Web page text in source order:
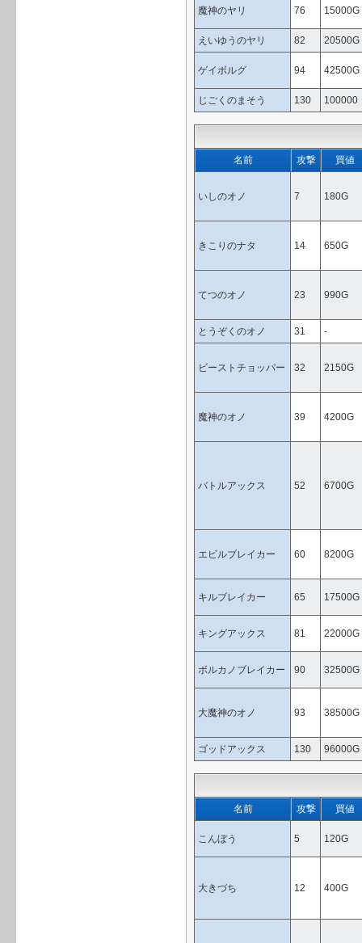
魔神のヤリ 76 15000G
えいゆうのヤリ 82 20500G
ゲイボルグ 94 42500G
じごくのまそう 130 100000
名前 攻撃 買値
いしのオノ 7 180G
きこりのナタ 14 650G
てつのオノ 23 990G
とうぞくのオノ 31 -
ビーストチョッパー 32 2150G
魔神のオノ 39 4200G
バトルアックス 52 6700G
エビルブレイカー 60 8200G
キルブレイカー 65 17500G
キングアックス 81 22000G
ボルカノブレイカー 90 32500G
大魔神のオノ 93 38500G
ゴッドアックス 130 96000G
名前 攻撃 買値
こんぼう 5 120G
大きづち 12 400G